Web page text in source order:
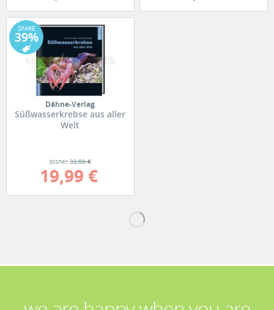
SPARE
39%
Dähne-Verlag
Süßwasserkrebse aus aller
Welt
bisher 32,80 €
19,99 €